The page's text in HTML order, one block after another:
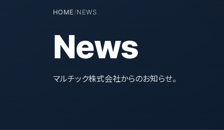
HOME/NEWS
News
マルチック株式会社からのお知らせ。